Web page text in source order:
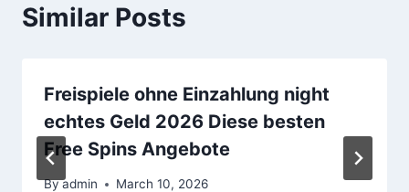
Similar Posts
Freispiele ohne Einzahlung night
echtes Geld 2026 Diese besten
Free Spins Angebote
Byadmin March 10, 2026